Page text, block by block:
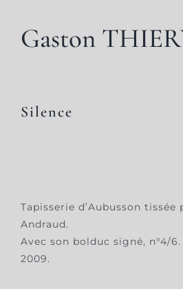
Gaston
Silence
Tapisserie d’Aubusson tissée
Andraud.
Avec son bolduc signé, n°4/6.
2009.